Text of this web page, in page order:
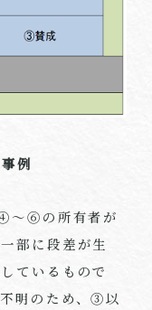
例
～⑥の所有者が
部に段差が生
ているもので
明のため、③以